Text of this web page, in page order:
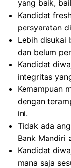
yang baik,
Kandidat
persyaratan
Lebih disukai
dan belum
Kandidat
integritas
Kemampuan
dengan
ini.
Tidak ada
Bank Mandiri
Kandidat
mana saja